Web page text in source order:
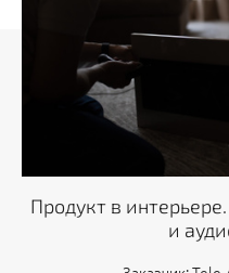
Продукт в
и